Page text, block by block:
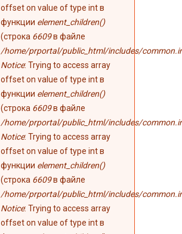
offset on value of type int в
функции element_children()
(строка 6609в файле
/home/prportal/public_html/includes/
Notice: Trying to access array
offset on value of type int в
функции element_children()
(строка 6609в файле
/home/prportal/public_html/includes/
Notice: Trying to access array
offset on value of type int в
функции element_children()
(строка 6609в файле
/home/prportal/public_html/includes/
Notice: Trying to access array
offset on value of type int в